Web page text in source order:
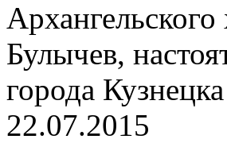
Булычев,
города
22.07.2015